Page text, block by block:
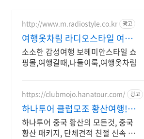
http://www.m.radiostyle.co.kr 광고
여행옷차림 라디오스타일 여행
갈때 뭐 입고가지?
소소한 감성여행 보헤미안스타일 쇼
핑몰,여행갈때,나들이룩,여행옷차림
https://clubmojo.hanatour.com/ 광고
하나투어 클럽모조 황산여행!
하나투어 공식예약 인증센터
하나투어 중국 황산의 모든것, 중국
황산 패키지, 단체견적 친절 신속 상